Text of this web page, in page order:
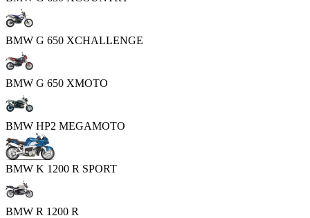
BMW G 650 XCHALLENGE
BMW G 650 XMOTO
BMW HP2 MEGAMOTO
BMW K 1200 R SPORT
BMW R 1200 R